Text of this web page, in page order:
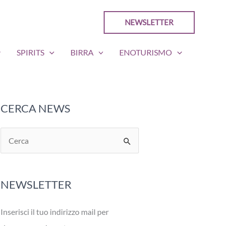
NEWSLETTER
SPIRITS BIRRA ENOTURISMO
CERCA NEWS
e
c
:
NEWSLETTER
Inserisci il tuo indirizzo mail per